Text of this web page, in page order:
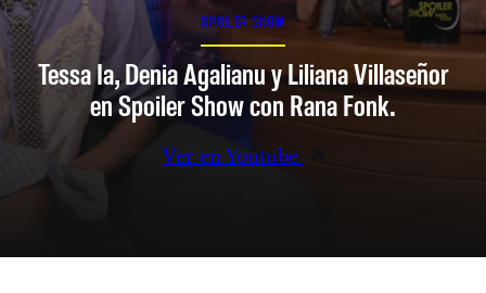
SPOILER SHOW
Tessa Ia, Denia Agalianu y Liliana Villaseñor
en Spoiler Show con Rana Fonk.
Ver en Youtube